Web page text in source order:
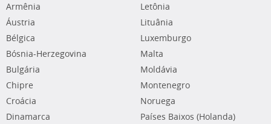
Armênia
Áustria
Bélgica
Bósnia-Herzegovina
Bulgária
Chipre
Croácia
Dinamarca
Letônia
Lituânia
Luxemburgo
Malta
Moldávia
Montenegro
Noruega
Países Baixos (Holanda)